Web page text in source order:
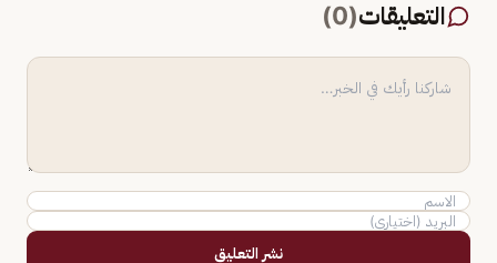
التعليقات(
0
)
نشر التعليق